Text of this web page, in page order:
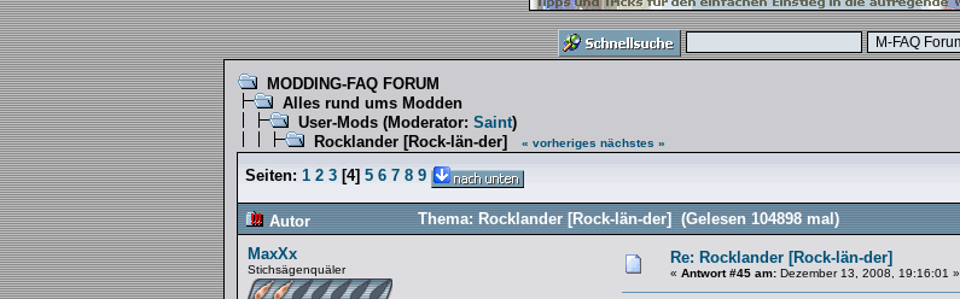
MODDING-FAQ FORUM
Alles rund ums Modden
User-Mods(Moderator: Saint)
Rocklander [Rock-län-der]
« vorheriges nächstes »
Seiten: 1 2 3[4] 5 6 7 8 9
Autor
Thema: Rocklander [Rock-län-der] (Gelesen 104898 mal)
MaxXx
Stichsägenquäler
Re: Rocklander [Rock-län-der]
« Antwort #45 am:Dezember 13, 2008, 19:16:01 »